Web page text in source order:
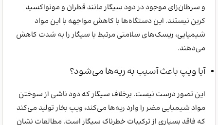
و سرطان‌زای موجود در دود سیگار مانند قطران و مونواکسید
کربن نیستند. این دستگاه‌ها با کاهش مواجهه با این مواد
شیمیایی، ریسک‌های سلامتی مرتبط با سیگار را به شدت کاهش
می‌دهند.
آیا ویپ باعث آسیب به ریه‌ها می‌شود؟
این تصور درست نیست. برخلاف سیگار که دود ناشی از سوختن
مواد شیمیایی مضر را وارد ریه‌ها می‌کند، ویپ بخار تولید می‌کند
که فاقد بسیاری از ترکیبات خطرناک سیگار است. مطالعات نشان